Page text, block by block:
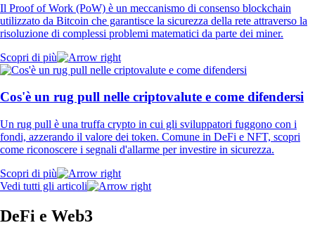
Il Proof of Work (PoW) è un meccanismo di consenso blockchain
utilizzato da Bitcoin che garantisce la sicurezza della rete attraverso la
risoluzione di complessi problemi matematici da parte dei miner.
Scopri di più
Cos'è un rug pull nelle criptovalute e come difendersi
Un rug pull è una truffa crypto in cui gli sviluppatori fuggono con i
fondi, azzerando il valore dei token. Comune in DeFi e NFT, scopri
come riconoscere i segnali d'allarme per investire in sicurezza.
Scopri di più
Vedi tutti gli articoli
DeFi e Web3